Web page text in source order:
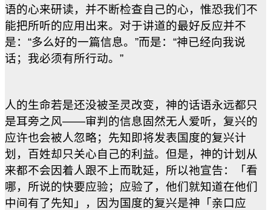
语的心来研读，并不断检查自己的心，惟恐我们不
能把所听的应用出来。对于讲道的最好反应并不
是：“多么好的一篇信息。”而是：“神已经向我说
话；我必须有所行动。”
人的生命若是还没被圣灵改变，神的话语永远都只
是耳旁之风——审判的信息固然无人爱听，复兴的
应许也会被人忽略；先知即将发表国度的复兴计
划，百姓却只关心自己的利益。但是，神的计划从
来都不会因着人跟不上而耽延，所以祂宣告：「看
哪，所说的快要应验；应验了，他们就知道在他们
中间有了先知」，因为国度的复兴是神「亲口应